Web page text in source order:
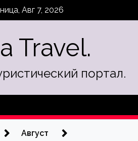
Авг 7, 2026
Travel.
портал.
Август